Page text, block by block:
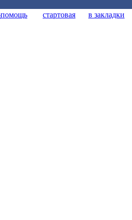
помощь стартовая
в закладки